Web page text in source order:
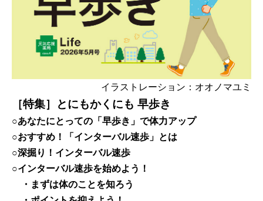
イラストレーション：オオノマユミ
［特集］とにもかくにも 早歩き
○あなたにとっての「早歩き」で体力アップ
○おすすめ！「インターバル速歩」とは
○深掘り！インターバル速歩
○インターバル速歩を始めよう！
・まずは体のことを知ろう